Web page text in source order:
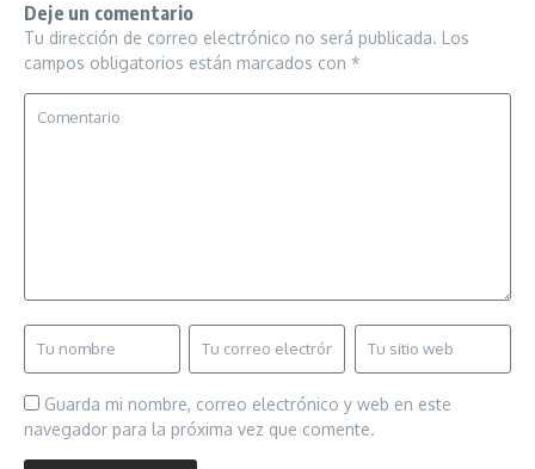
Deje un comentario
Tu dirección de correo electrónico no será publicada. Los
campos obligatorios están marcados con *
Guarda mi nombre, correo electrónico y web en este
navegador para la próxima vez que comente.